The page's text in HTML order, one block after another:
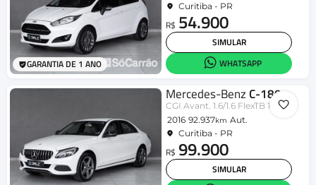
GARANTIA DE 1 ANO
Curitiba - PR
R$ 54.900
SIMULAR
WHATSAPP
Mercedes-Benz C-180
CGI Avant. 1.6/1.6 FlexTB 16V Aut.
2016 92.937km Aut.
Curitiba - PR
R$ 99.900
SIMULAR